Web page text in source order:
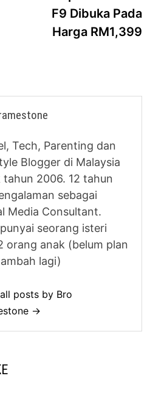
F9 Dibuka Pada
Harga RM1,399
Tech, Parenting dan
Blogger di Malaysia
tahun 2006. 12 tahun
sebagai
Media Consultant.
seorang isteri
orang anak (belum plan
lagi)
posts by Bro
→